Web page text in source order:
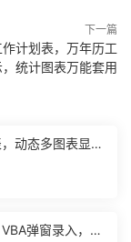
下一篇
计划表，万年历工
统计图表万能套用
动态多图表显
弹窗录入，智